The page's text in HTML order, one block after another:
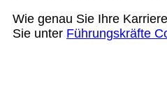
Wie genau Sie Ihre
Sie unter Führungskräfte